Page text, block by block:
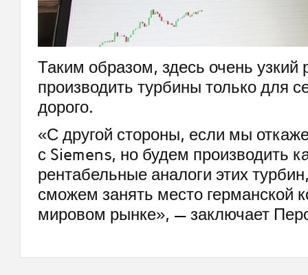
Таким образом, здесь очень узкий
производить турбины только для
дорого.
«С другой стороны, если мы
с Siemens, но будем производить
рентабельные аналоги этих
сможем занять место германской
мировом рынке», — заключает